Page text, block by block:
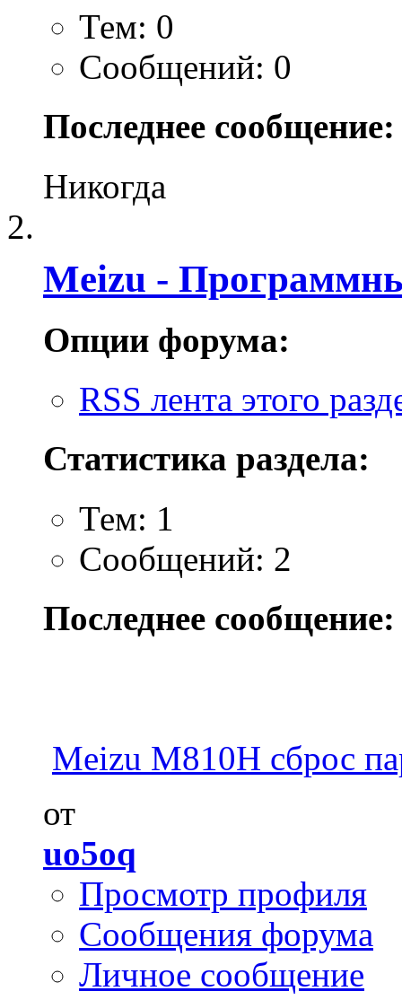
Тем: 0
Сообщений: 0
Последнее сообщение:
Никогда
Meizu -
Опции форума:
RSS лента этого
Статистика раздела:
Тем: 1
Сообщений: 2
Последнее сообщение:
Meizu M810H сброс
от
uo5oq
Просмотр профиля
Сообщения форума
Личное сообщение